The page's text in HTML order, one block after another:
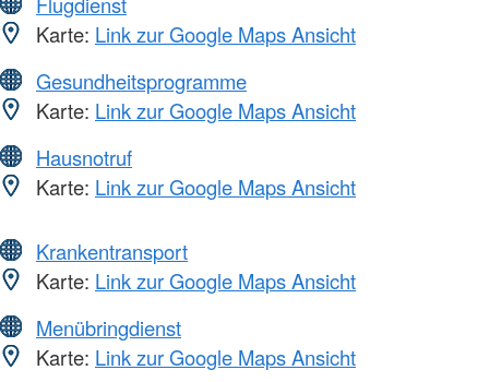
Karte: Link zur Google Maps Ansicht
Gesundheitsprogramme
Karte: Link zur Google Maps Ansicht
Hausnotruf
Karte: Link zur Google Maps Ansicht
Krankentransport
Karte: Link zur Google Maps Ansicht
Menübringdienst
Karte: Link zur Google Maps Ansicht